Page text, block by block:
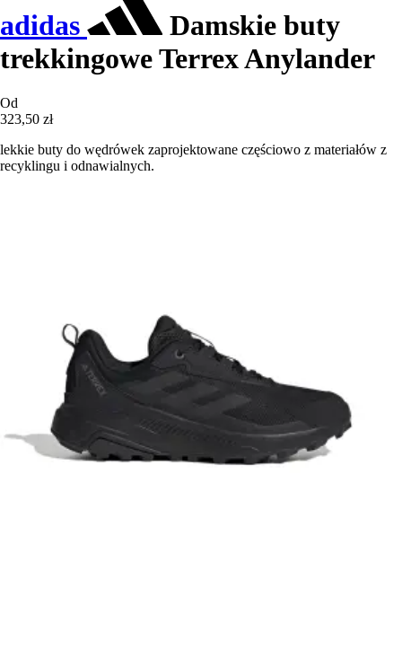
adidas
Damskie buty
trekkingowe Terrex Anylander
Od
323,50 zł
lekkie buty do wędrówek zaprojektowane częściowo z materiałów z
recyklingu i odnawialnych.